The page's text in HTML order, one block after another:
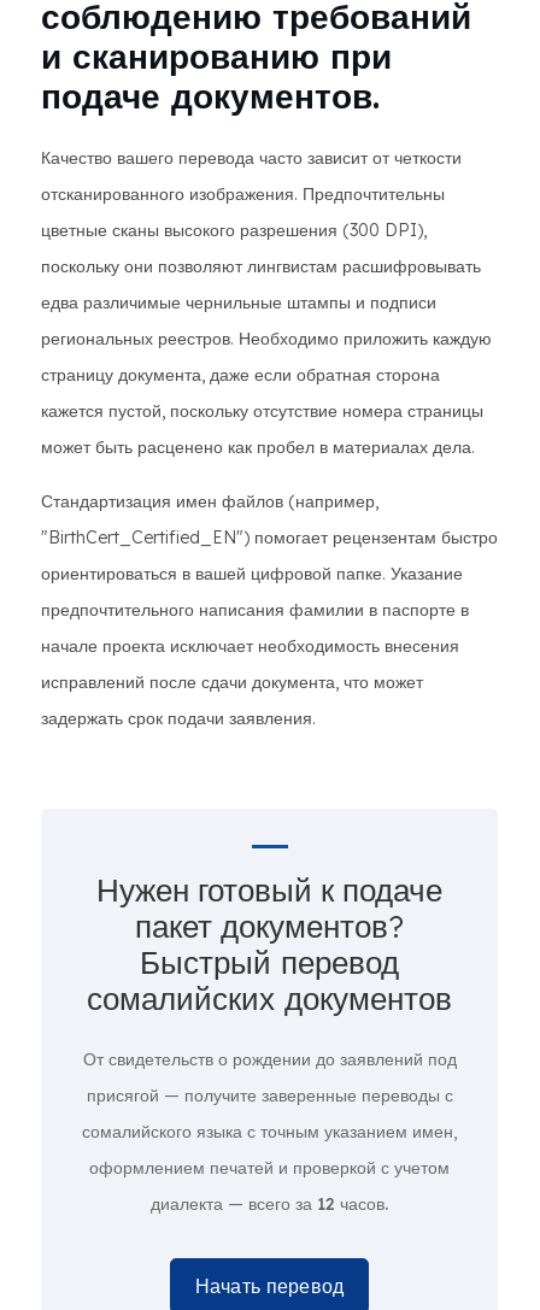
соблюдению требований
и сканированию при
подаче документов.
Качество вашего перевода часто зависит от четкости
отсканированного изображения. Предпочтительны
цветные сканы высокого разрешения (300 DPI),
поскольку они позволяют лингвистам расшифровывать
едва различимые чернильные штампы и подписи
региональных реестров. Необходимо приложить каждую
страницу документа, даже если обратная сторона
кажется пустой, поскольку отсутствие номера страницы
может быть расценено как пробел в материалах дела.
Стандартизация имен файлов (например,
"BirthCert_Certified_EN") помогает рецензентам быстро
ориентироваться в вашей цифровой папке. Указание
предпочтительного написания фамилии в паспорте в
начале проекта исключает необходимость внесения
исправлений после сдачи документа, что может
задержать срок подачи заявления.
Нужен готовый к подаче
пакет документов?
Быстрый перевод
сомалийских документов
От свидетельств о рождении до заявлений под
присягой — получите заверенные переводы с
сомалийского языка с точным указанием имен,
оформлением печатей и проверкой с учетом
диалекта — всего за 12 часов.
Начать перевод